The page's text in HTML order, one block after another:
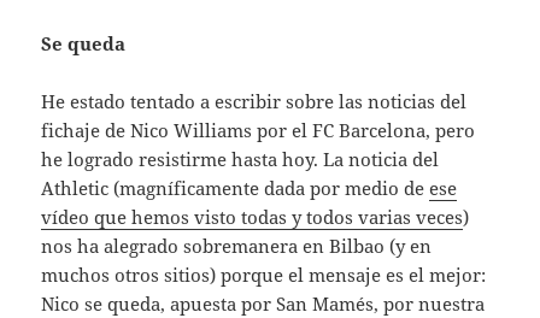
Se queda
He estado tentado a escribir sobre las noticias del
fichaje de Nico Williams por el FC Barcelona, pero
he logrado resistirme hasta hoy. La noticia del
Athletic (magníficamente dada por medio deese
vídeo que hemos visto todas y todos varias veces)
nos ha alegrado sobremanera en Bilbao (y en
muchos otros sitios) porque el mensaje es el mejor:
Nico se queda, apuesta por San Mamés, por nuestra